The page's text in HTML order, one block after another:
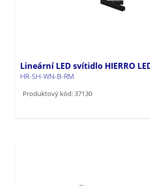
Lineární LED svítidlo HIERRO
HR-SH-WN-B-RM
Produktový kód: 37130